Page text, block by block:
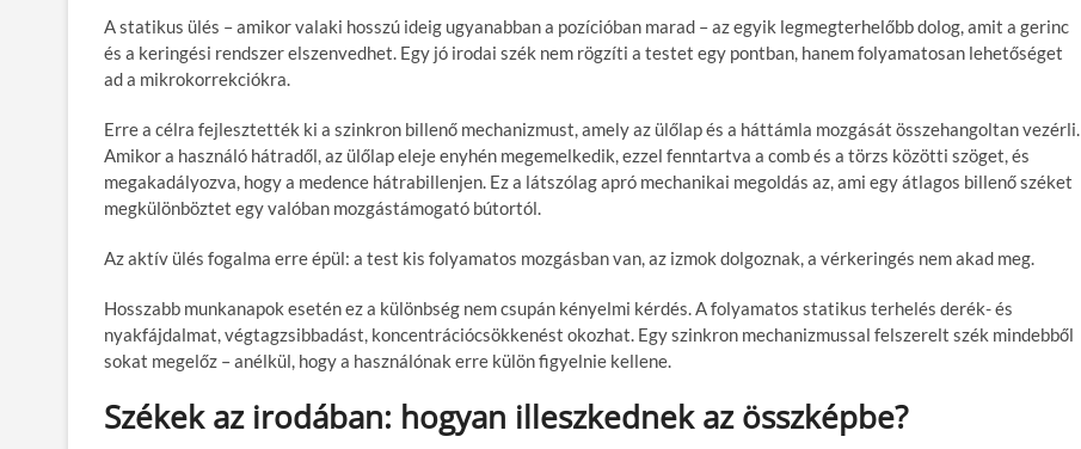
Astatikus ülés – amikor valaki hosszú ideig ugyanabban a pozícióban marad – az egyik legmegterhelőbb dolog, amit a gerinc
és a keringési rendszer elszenvedhet. Egy jó irodai szék nem rögzíti a testet egy pontban, hanem folyamatosan lehetőséget
ad a mikrokorrekciókra.
Erre a célra fejlesztették ki a szinkron billenő mechanizmust, amely az ülőlap és a háttámla mozgását összehangoltan vezérli.
Amikor a használó hátradől, az ülőlap eleje enyhén megemelkedik, ezzel fenntartva a comb és a törzs közötti szöget, és
megakadályozva, hogy a medence hátrabillenjen. Ez a látszólag apró mechanikai megoldás az, ami egy átlagos billenő széket
megkülönböztet egy valóban mozgástámogató bútortól.
Azaktív ülés fogalma erre épül: a test kis folyamatos mozgásban van, az izmok dolgoznak, a vérkeringés nem akad meg.
Hosszabb munkanapok esetén ez a különbség nem csupán kényelmi kérdés. A folyamatos statikus terhelés derék- és
nyakfájdalmat, végtagzsibbadást, koncentrációcsökkenést okozhat. Egy szinkron mechanizmussal felszerelt szék mindebből
sokat megelőz – anélkül, hogy a használónak erre külön figyelnie kellene.
Székek az irodában: hogyan illeszkednek az összképbe?